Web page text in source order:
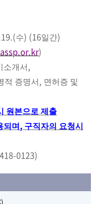
수) (16일간)
)
소개서 ,
적 증명서 , 면허증 및
원본으로 제출
되며 , 구직자의 요청시
0123)